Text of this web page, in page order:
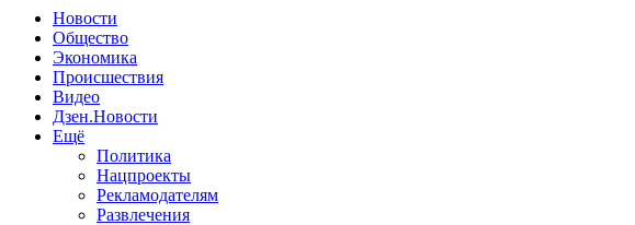
Новости
Общество
Экономика
Происшествия
Видео
Дзен.Новости
Ещё
Политика
Нацпроекты
Рекламодателям
Развлечения